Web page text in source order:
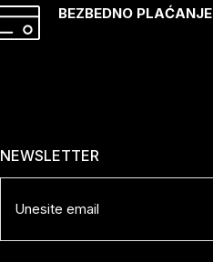
BEZBEDNO PLAĆANJE
NEWSLETTER